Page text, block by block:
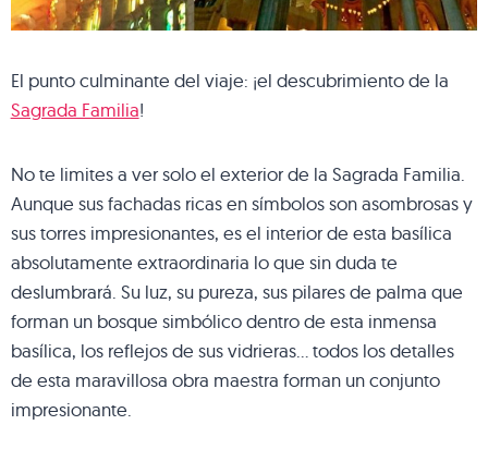
El punto culminante del viaje: ¡el descubrimiento de la
Sagrada Familia!
No te limites a ver solo el exterior de la Sagrada Familia.
Aunque sus fachadas ricas en símbolos son asombrosas y
sus torres impresionantes, es el interior de esta basílica
absolutamente extraordinaria lo que sin duda te
deslumbrará. Su luz, su pureza, sus pilares de palma que
forman un bosque simbólico dentro de esta inmensa
basílica, los reflejos de sus vidrieras… todos los detalles
de esta maravillosa obra maestra forman un conjunto
impresionante.